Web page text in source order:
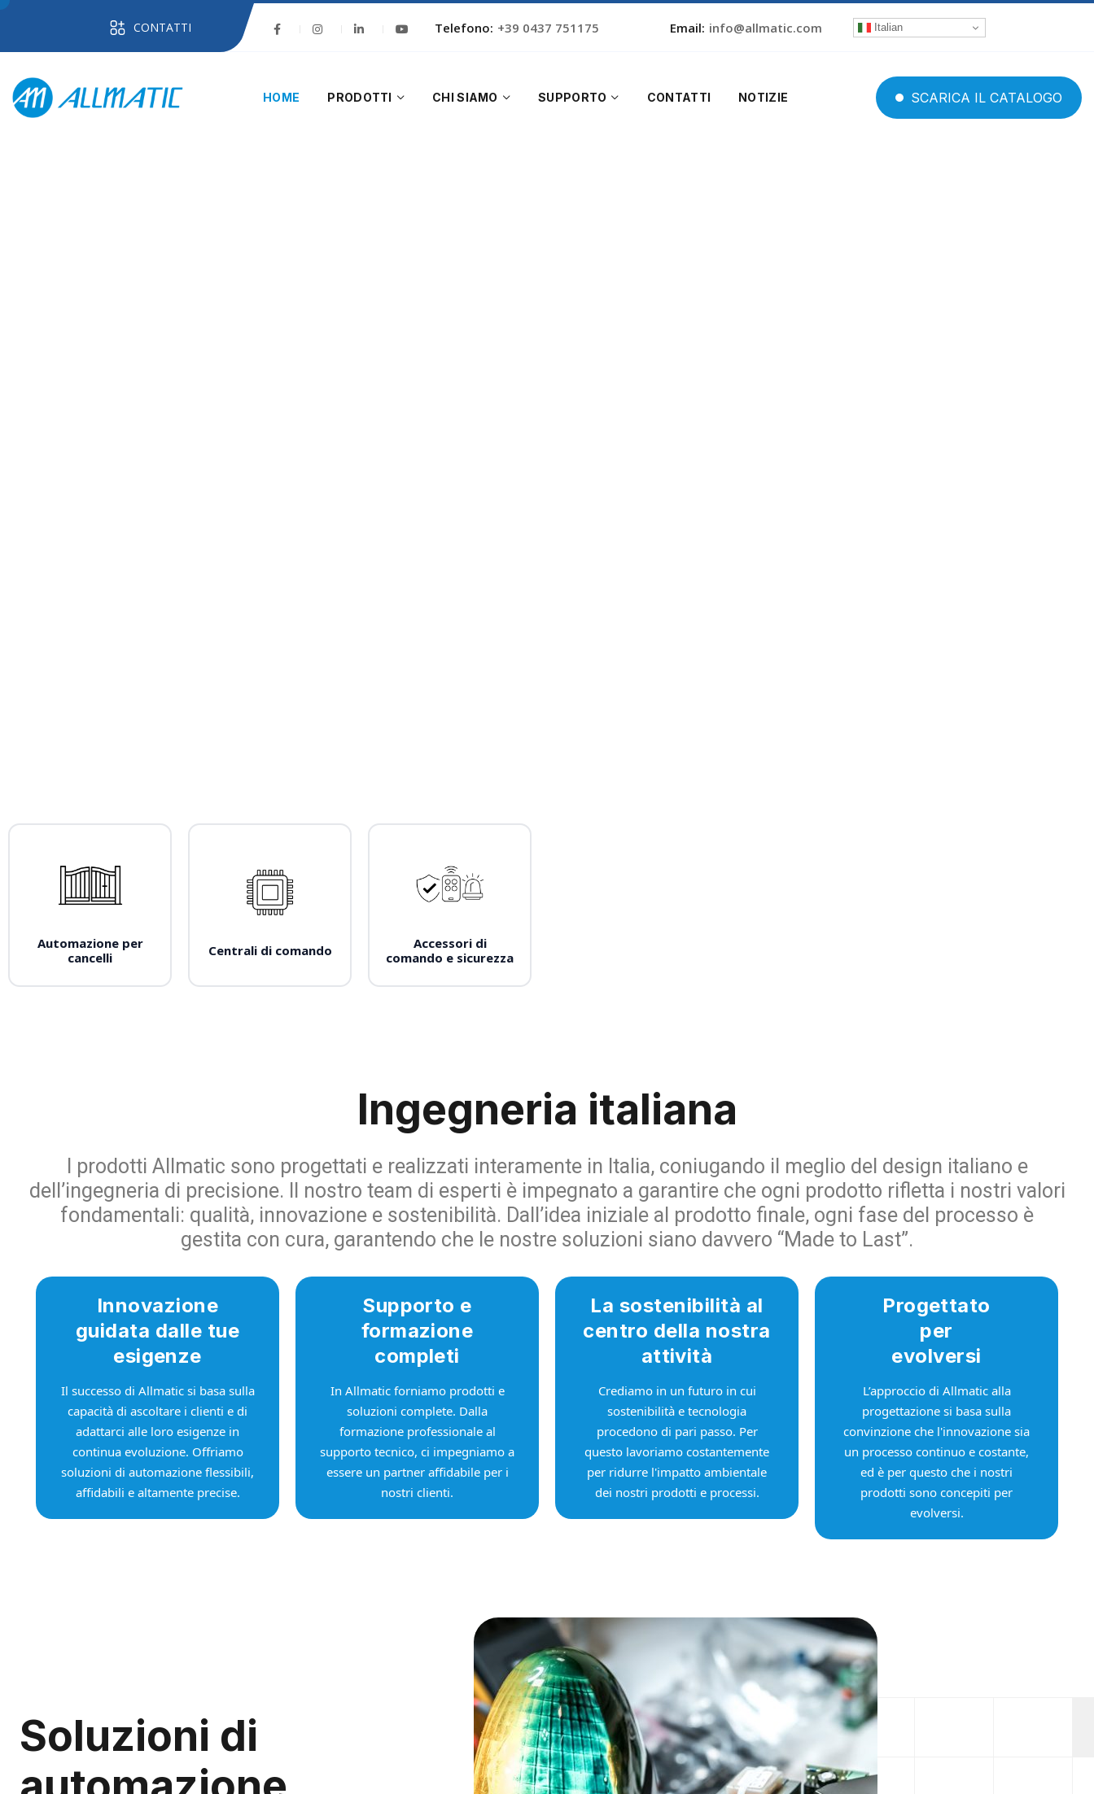
CONTATTI Telefono: +39 0437 751175 Email: info@allmatic.com Italian
HOME PRODOTTI CHI SIAMO SUPPORTO CONTATTI NOTIZIE SCARICA IL CATALOGO
Automazione per
cancelli
Centrali di comando
Accessori di
comando e sicurezza
Ingegneria italiana
I prodotti Allmatic sono progettati e realizzati interamente in Italia, coniugando il meglio del design italiano e
dell’ingegneria di precisione. Il nostro team di esperti è impegnato a garantire che ogni prodotto rifletta i nostri valori
fondamentali: qualità, innovazione e sostenibilità. Dall’idea iniziale al prodotto finale, ogni fase del processo è
gestita con cura, garantendo che le nostre soluzioni siano davvero “Made to Last”.
Innovazione
guidata dalle tue
esigenze
Il successo di Allmatic si basa sulla
capacità di ascoltare i clienti e di
adattarci alle loro esigenze in
continua evoluzione. Offriamo
soluzioni di automazione flessibili,
affidabili e altamente precise.
Supporto e
formazione
completi
In Allmatic forniamo prodotti e
soluzioni complete. Dalla
formazione professionale al
supporto tecnico, ci impegniamo a
essere un partner affidabile per i
nostri clienti.
La sostenibilità al
centro della nostra
attività
Crediamo in un futuro in cui
sostenibilità e tecnologia
procedono di pari passo. Per
questo lavoriamo costantemente
per ridurre l'impatto ambientale
dei nostri prodotti e processi.
Progettato
per
evolversi
L’approccio di Allmatic alla
progettazione si basa sulla
convinzione che l'innovazione sia
un processo continuo e costante,
ed è per questo che i nostri
prodotti sono concepiti per
evolversi.
Soluzioni di